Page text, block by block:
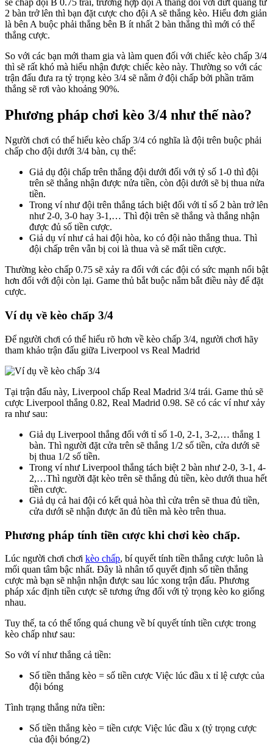
2 bàn trở lên thì bạn đặt cược cho đội A sẽ thắng kèo. Hiểu đơn giản
là bên A buộc phải thắng bên B ít nhất 2 bàn thắng thì mới có thể
thắng cược.
So với các bạn mới tham gia và làm quen đối với chiếc kèo chấp 3/4
thì sẽ rất khó mà hiểu nhận được chiếc kèo này. Thường so với các
trận đấu đưa ra tỷ trọng kèo 3/4 sẽ nằm ở đội chấp bởi phần trăm
thắng sẽ rơi vào khoảng 90%.
Phương pháp chơi kèo 3/4 như thế nào?
Người chơi có thể hiểu kèo chấp 3/4 có nghĩa là đội trên buộc phải
chấp cho đội dưới 3/4 bàn, cụ thể:
Giả dụ đội chấp trên thắng đội dưới đối với tỷ số 1-0 thì đội
trên sẽ thắng nhận được nửa tiền, còn đội dưới sẽ bị thua nửa
tiền.
Trong ví như đội trên thắng tách biệt đối với tỉ số 2 bàn trở lên
như 2-0, 3-0 hay 3-1,… Thì đội trên sẽ thắng và thắng nhận
được đủ số tiền cược.
Giả dụ ví như cả hai đội hòa, ko có đội nào thắng thua. Thì
đội chấp trên vẫn bị coi là thua và sẽ mất tiền cược.
Thường kèo chấp 0.75 sẽ xảy ra đối với các đội có sức mạnh nổi bật
hơn đối với đội còn lại. Game thủ bắt buộc nắm bắt điều này để đặt
cược.
Ví dụ về kèo chấp 3/4
Để người chơi có thể hiểu rõ hơn về kèo chấp 3/4, người chơi hãy
tham khảo trận đấu giữa Liverpool vs Real Madrid
Tại trận đấu này, Liverpool chấp Real Madrid 3/4 trái. Game thủ sẽ
cược Liverpool thắng 0.82, Real Madrid 0.98. Sẽ có các ví như xảy
ra như sau:
Giả dụ Liverpool thắng đối với tỉ số 1-0, 2-1, 3-2,… thắng 1
bàn. Thì người đặt cửa trên sẽ thắng 1/2 số tiền, cửa dưới sẽ
bị thua 1/2 số tiền.
Trong ví như Liverpool thắng tách biệt 2 bàn như 2-0, 3-1, 4-
2,…Thì người đặt kèo trên sẽ thắng đủ tiền, kèo dưới thua hết
tiền cược.
Giả dụ cả hai đội có kết quả hòa thì cửa trên sẽ thua đủ tiền,
cửa dưới sẽ nhận được ăn đủ tiền mà kèo trên thua.
Phương pháp tính tiền cược khi chơi kèo chấp.
Lúc người chơi chơi kèo chấp, bí quyết tính tiền thắng cược luôn là
mối quan tâm bậc nhất. Đây là nhân tố quyết định số tiền thắng
cược mà bạn sẽ nhận nhận được sau lúc xong trận đấu. Phương
pháp xác định tiền cược sẽ tương ứng đối với tỷ trọng kèo ko giống
nhau.
Tuy thế, ta có thể tổng quá chung về bí quyết tính tiền cược trong
kèo chấp như sau:
So với ví như thắng cả tiền:
Số tiền thắng kèo = số tiền cược Việc lúc đầu x tỉ lệ cược của
đội bóng
Tình trạng thắng nửa tiền:
Số tiền thắng kèo = tiền cược Việc lúc đầu x (tỷ trọng cược
của đội bóng/2)